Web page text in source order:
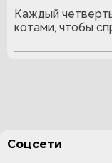
Каждый
котами, чтобы
Соцсети